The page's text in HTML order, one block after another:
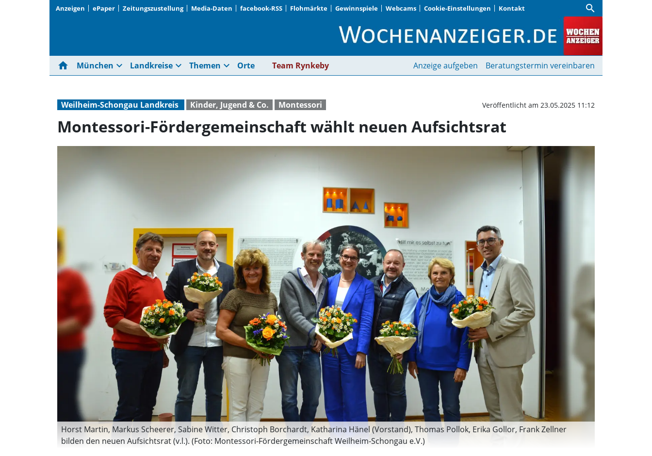
Anzeigen ePaper Zeitungszustellung Media-Daten facebook-RSS Flohmärkte Gewinnspiele Webcams Cookie-Einstellungen Kontakt search
Montessori-Fördergemeinschaft wählt
home München expand_more Landkreise expand_more Themen expand_more Orte Team Rynkeby Anzeige aufgeben Beratungstermin vereinbaren
Weilheim-Schongau Landkreis Kinder, Jugend & Co. Montessori Veröffentlicht am 23.05.2025 11:12
Montessori-Fördergemeinschaft wählt neuen Aufsichtsrat
Horst Martin, Markus Scheerer, Sabine Witter, Christoph Borchardt, Katharina Hänel (Vorstand), Thomas Pollok, Erika Gollor, Frank Zellner
bilden den neuen Aufsichtsrat (v.l.). (Foto: Montessori-Fördergemeinschaft Weilheim-Schongau e.V.)